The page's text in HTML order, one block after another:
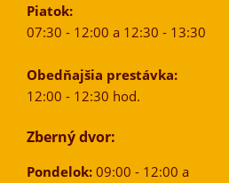
Piatok:
07:30 - 12:00 a 12:30 - 13:30
Obedňajšia prestávka:
12:00 - 12:30 hod.
Zberný dvor:
Pondelok:09:00 - 12:00 a